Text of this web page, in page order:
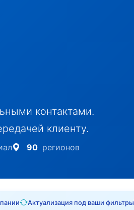
контактами.
клиенту.
90 регионов
Актуализация под ваши фильтры